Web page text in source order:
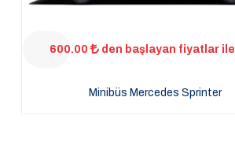
600.00 den başlayan fiyatlar ile
Minibüs Mercedes Sprinter